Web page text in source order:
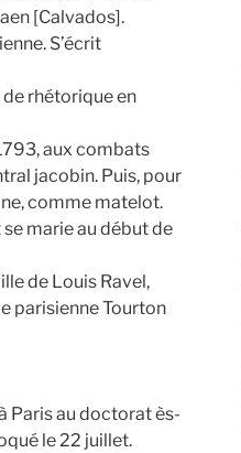
[Calvados].
S’écrit
de rhétorique en
aux combats
jacobin. Puis, pour
comme matelot.
marie au début de
de Louis Ravel,
parisienne Tourton
Paris au doctorat ès-
le 22 juillet.